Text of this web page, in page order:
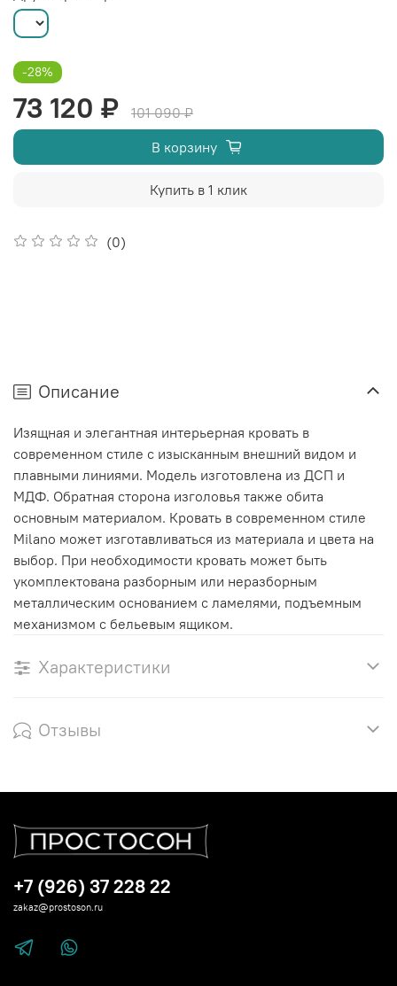
(0)
-28%
73 120 ₽
101 090 ₽
В корзину
Купить в 1 клик
Описание
Изящная и элегантная интерьерная кровать в
современном стиле с изысканным внешний видом и
плавными линиями. Модель изготовлена из ДСП и
МДФ. Обратная сторона изголовья также обита
основным материалом. Кровать в современном стиле
Milano может изготавливаться из материала и цвета на
выбор. При необходимости кровать может быть
укомплектована разборным или неразборным
металлическим основанием с ламелями, подъемным
механизмом с бельевым ящиком.
Характеристики
Отзывы
+7 (926) 37 228 22
zakaz@prostoson.ru